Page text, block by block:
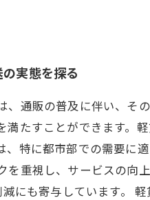
実態を探る
、通販の普及に伴い、そ
満たすことができます。
、特に都市部での需要に
を重視し、サービスの向
減にも寄与しています。